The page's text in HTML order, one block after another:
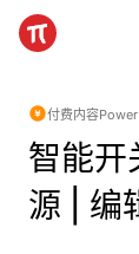
付费内容
智能
源 | 编